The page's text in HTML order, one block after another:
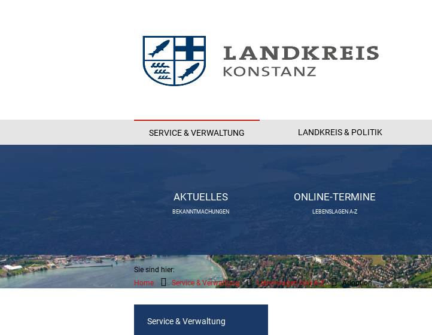
SERVICE & VERWALTUNG LANDKREIS & POLITIK
AKTUELLES
BEKANNTMACHUNGEN
ONLINE-TERMINE
LEBENSLAGEN A-Z
Sie sind hier:
Home
Service & Verwaltung Lebenslagen von A-Z Adoption
Service & Verwaltung